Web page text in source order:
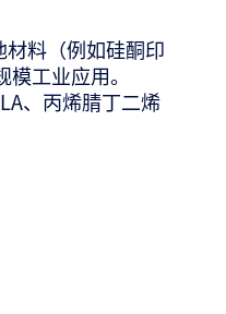
料（例如硅酮印
工业应用。
、丙烯腈丁二烯